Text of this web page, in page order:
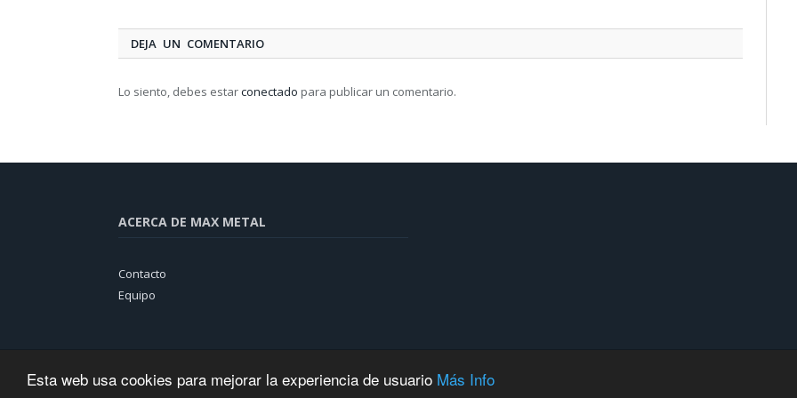
Esta web usa cookies para mejorar la experiencia de usuario Más Info
DEJA UN COMENTARIO
Lo siento, debes estarconectado para publicar un comentario.
ACERCA DE MAX METAL
Contacto
Equipo